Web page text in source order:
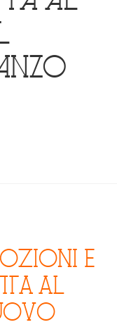
E
AL